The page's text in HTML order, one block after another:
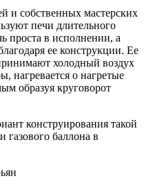
и собственных мастерских
печи длительного
проста в исполнении, а
ее конструкции. Ее
холодный воздух
нагревается о нагретые
образуя круговорот
конструирования такой
газового баллона в